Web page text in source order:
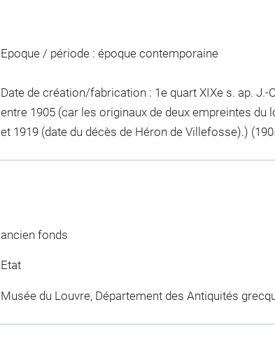
Epoque / période : époque contemporaine
Date de création/fabrication : 1e quart XIXe s. ap.
entre 1905 (car les originaux de deux empreintes du
et 1919 (date du décès de Héron de Villefosse).)
ancien fonds
Etat
Musée du Louvre, Département des Antiquités